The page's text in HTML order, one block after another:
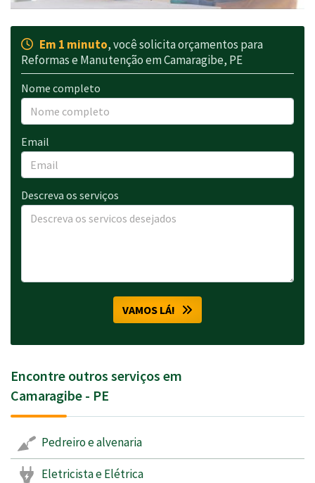
Em 1 minuto, você solicita orçamentos para
Reformas e Manutenção em Camaragibe, PE
Nome completo
Email
Descreva os serviços
VAMOS LÁ!
Encontre outros serviços em
Camaragibe - PE
Pedreiro e alvenaria
Eletricista e Elétrica